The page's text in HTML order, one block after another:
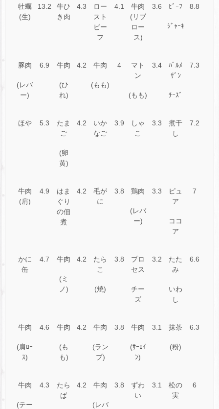
牡蠣
(生)
13.2
牛ひ
き肉
4.3
ロー
スト
ビー
フ
4.1
牛肉
(リブ
ロー
ス)
3.6 ﾋﾞｰﾌ
ｼﾞｬｰｷ
ｰ
8.8
豚肉
(レバ
ー)
6.9 牛肉
(ひ
れ)
4.2 牛肉
(もも)
4
マト
ン
(もも)
3.4
ﾊﾟﾙﾒ
ｻﾞﾝ
ﾁｰｽﾞ
7.3
ほや 5.3
たま
ご
(卵
黄)
4.2
いか
なご
3.9
しゃ
こ
3.3
煮干
し
7.2
牛肉
(肩)
4.9
はま
ぐり
の佃
煮
4.2
毛が
に
3.8 鶏肉
(レバ
ー)
3.3
ピュ
ア
ココ
ア
7
かに
缶
4.7 牛肉
(ミ
ノ)
4.2
たら
こ
(焼)
3.8
プロ
セス
チー
ズ
3.2
たた
み
いわ
し
6.6
牛肉
(肩ﾛｰ
ｽ)
4.6 牛肉
(も
も)
4.2 牛肉
(ラン
プ)
3.8 牛肉
(ｻｰﾛｲ
ﾝ)
3.1 抹茶
(粉)
6.3
牛肉
(テー
4.3
たら
ば
4.2 牛肉
(レバ
3.8
ずわ
い
3.1
松の
実
6